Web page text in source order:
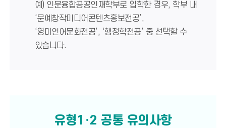
예) 인문융합공공인재학부로 입학한 경우, 학부 내
‘문예창작미디어콘텐츠홍보전공’,
‘영미언어문화전공’, ‘행정학전공’ 중 선택할 수
있습니다.
유형1･2 공통 유의사항